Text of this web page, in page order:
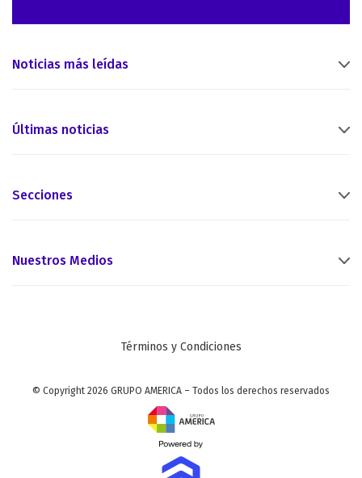
Noticias más leídas
Últimas noticias
Secciones
Nuestros Medios
Términos y Condiciones
© Copyright 2026 GRUPO AMERICA – Todos los derechos reservados